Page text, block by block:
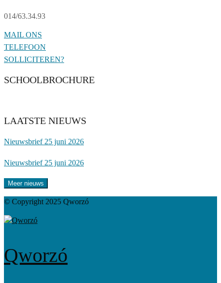
014/63.34.93
MAIL ONS
TELEFOON
SOLLICITEREN?
SCHOOLBROCHURE
LAATSTE NIEUWS
Nieuwsbrief 25 juni 2026
Nieuwsbrief 25 juni 2026
Meer nieuws
© Copyright 2025 Qworzó
Qworzó